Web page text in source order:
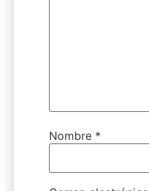
Nombre *